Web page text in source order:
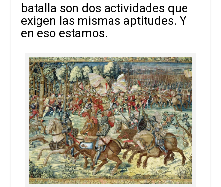
batalla son dos actividades que
exigen las mismas aptitudes. Y
en eso estamos.